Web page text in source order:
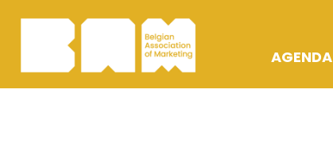
AGENDA